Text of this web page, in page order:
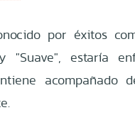
por éxitos
"Suave", estaría
acompañado